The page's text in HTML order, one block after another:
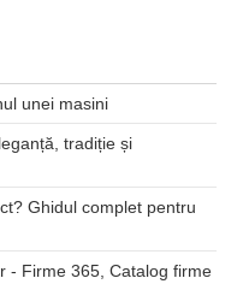
unei masini
tradiție și
Ghidul complet pentru
- Firme 365, Catalog firme